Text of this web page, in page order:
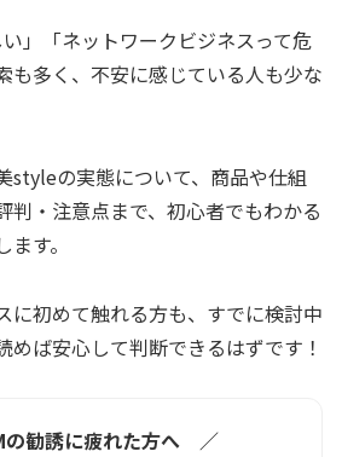
」「ネットワークビジネスって危
も多く、不安に感じている人も少な
styleの実態について、商品や仕組
判・注意点まで、初心者でもわかる
す。
に初めて触れる方も、すでに検討中
めば安心して判断できるはずです！
勧誘に疲れた方へ ／